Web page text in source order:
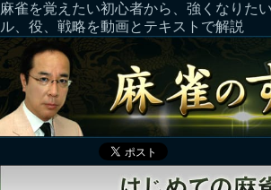
麻雀を覚えたい初心者から、強くなりた
ル、役、戦略を動画とテキストで解説